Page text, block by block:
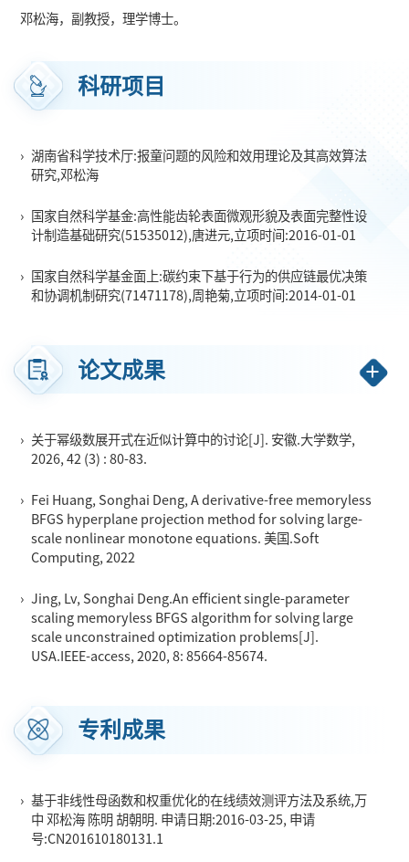
邓松海，副教授，理学博士。
科研项目
› 湖南省科学技术厅:报童问题的风险和效用理论及其高效算法
研究,邓松海
›
国家自然科学基金:高性能齿轮表面微观形貌及表面完整性设
计制造基础研究(51535012),唐进元,立项时间:2016-01-01
›
国家自然科学基金面上:碳约束下基于行为的供应链最优决策
和协调机制研究(71471178),周艳菊,立项时间:2014-01-01
论文成果
› 关于幂级数展开式在近似计算中的讨论[J]. 安徽.大学数学,
2026, 42 (3) : 80-83.
›
Fei Huang, Songhai Deng, A derivative-free memoryless
BFGS hyperplane projection method for solving large-
scale nonlinear monotone equations. 美国.Soft
Computing, 2022
› Jing, Lv, Songhai Deng.An efficient single-parameter
scaling memoryless BFGS algorithm for solving large
scale unconstrained optimization problems[J].
USA.IEEE-access, 2020, 8: 85664-85674.
专利成果
› 基于非线性母函数和权重优化的在线绩效测评方法及系统,万
中 邓松海 陈明 胡朝明. 申请日期:2016-03-25, 申请
号:CN201610180131.1